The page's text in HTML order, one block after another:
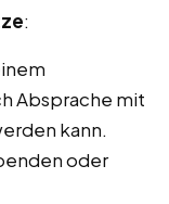
:
Absprache mit
kann.
oder